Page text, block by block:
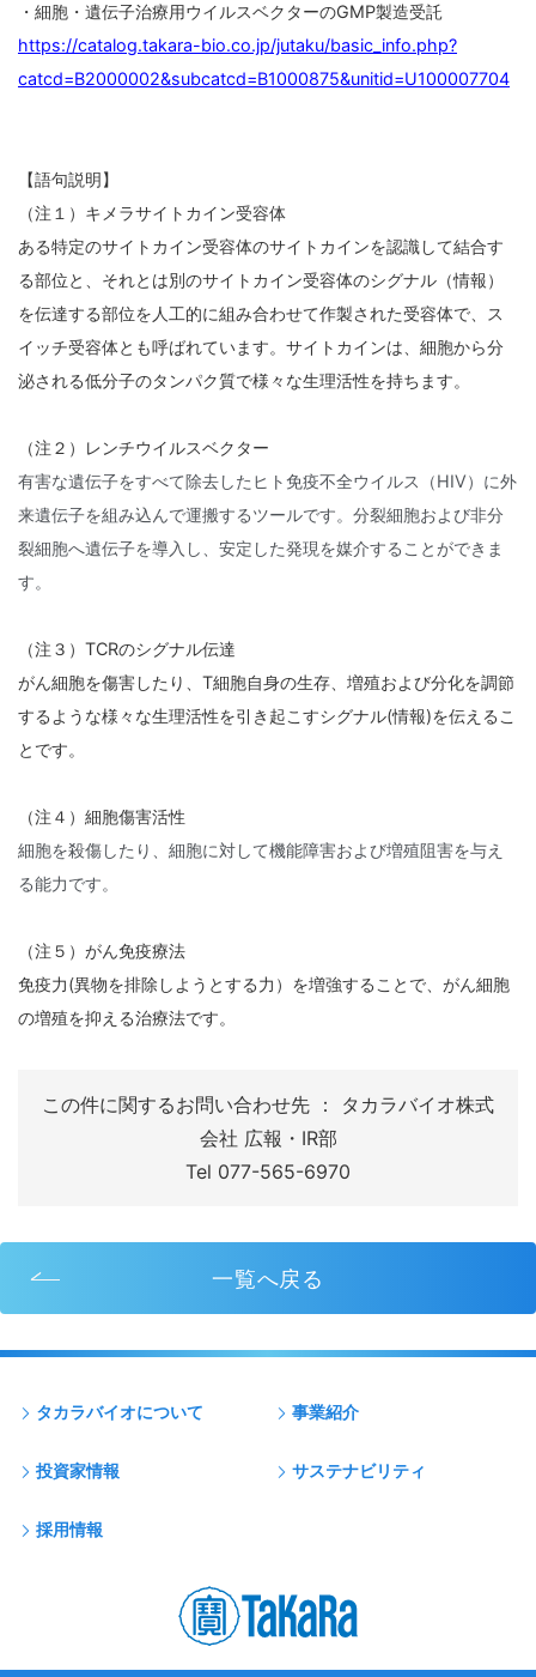
・細胞・遺伝子治療用ウイルスベクターのGMP製造受託
https://catalog.takara-bio.co.jp/jutaku/basic_info.php?
catcd=B2000002&subcatcd=B1000875&unitid=U100007704
【語句説明】
（注１）キメラサイトカイン受容体
ある特定のサイトカイン受容体のサイトカインを認識して結合す
る部位と、それとは別のサイトカイン受容体のシグナル（情報）
を伝達する部位を人工的に組み合わせて作製された受容体で、ス
イッチ受容体とも呼ばれています。サイトカインは、細胞から分
泌される低分子のタンパク質で様々な生理活性を持ちます。
（注２）レンチウイルスベクター
有害な遺伝子をすべて除去したヒト免疫不全ウイルス（HIV）に外
来遺伝子を組み込んで運搬するツールです。分裂細胞および非分
裂細胞へ遺伝子を導入し、安定した発現を媒介することができま
す。
（注３）TCRのシグナル伝達
がん細胞を傷害したり、T細胞自身の生存、増殖および分化を調節
するような様々な生理活性を引き起こすシグナル(情報)を伝えるこ
とです。
（注４）細胞傷害活性
細胞を殺傷したり、細胞に対して機能障害および増殖阻害を与え
る能力です。
（注５）がん免疫療法
免疫力(異物を排除しようとする力）を増強することで、がん細胞
の増殖を抑える治療法です。
この件に関するお問い合わせ先 ： タカラバイオ株式
会社 広報・IR部
Tel 077-565-6970
一覧へ戻る
タカラバイオについて 事業紹介
投資家情報 サステナビリティ
採用情報